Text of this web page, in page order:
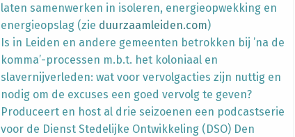
laten samenwerken in isoleren, energieopwekking en
energieopslag (zie duurzaamleiden.com)
Is in Leiden en andere gemeenten betrokken bij ’na de
komma’-processen m.b.t. het koloniaal en
slavernijverleden: wat voor vervolgacties zijn nuttig en
nodig om de excuses een goed vervolg te geven?
Produceert en host al drie seizoenen een podcastserie
voor de Dienst Stedelijke Ontwikkeling (DSO) Den